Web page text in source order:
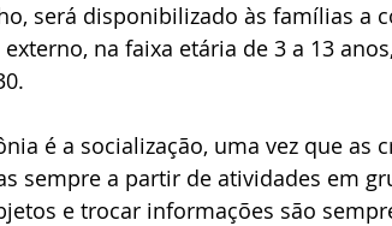
será disponibilizado às famílias a
na faixa etária de 3 a 13
é a socialização, uma vez que as
sempre a partir de atividades em
e trocar informações são